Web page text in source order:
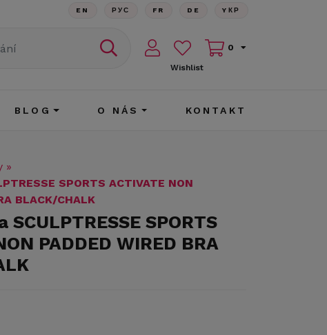
EN РУС FR DE YКР
Wishlist
0
BLOG O NÁS KONTAKT
»
SPORTS ACTIVATE NON
BLACK/CHALK
SPORTS
PADDED WIRED BRA